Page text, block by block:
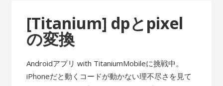
[Titanium] dpとpixel
の変換
Androidアプリ with TitaniumMobileに挑戦中。
iPhoneだと動くコードが動かない理不尽さを見て